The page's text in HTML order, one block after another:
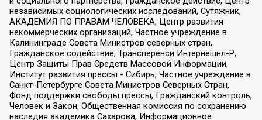
независимых социологических исследований, Сутяжник,
АКАДЕМИЯ ПО ПРАВАМ ЧЕЛОВЕКА, Центр развития
некоммерческих организаций, Частное учреждение в
Калининграде Совета Министров северных стран,
Гражданское содействие, Трансперенси Интернешнл-Р,
Центр Защиты Прав Средств Массовой Информации,
Институт развития прессы - Сибирь, Частное учреждение в
Санкт-Петербурге Совета Министров Северных Стран,
Фонд поддержки свободы прессы, Гражданский контроль,
Человек и Закон, Общественная комиссия по сохранению
наследия академика Сахарова, Информационное